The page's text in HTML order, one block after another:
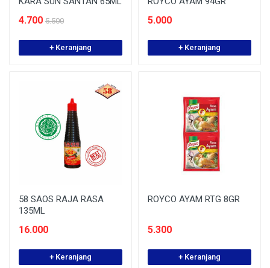
4.700 5.500
+ Keranjang
5.000
+ Keranjang
58 SAOS RAJA RASA
135ML
16.000
+ Keranjang
ROYCO AYAM RTG 8GR
5.300
+ Keranjang